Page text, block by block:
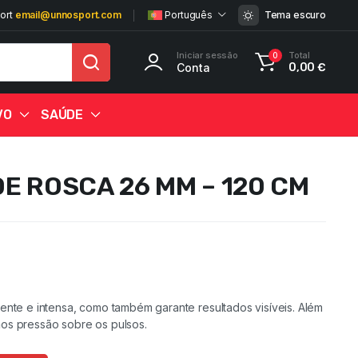
email@unnosport.com Português Tema escuro
Iniciar sessão
Conta
0 Total
0,00€
25%
25%
25%
25%
25%
SAÚDE
25%
ROSCA 26 MM – 120 CM
e intensa, como também garante resultados visíveis. Além
pressão sobre os pulsos.